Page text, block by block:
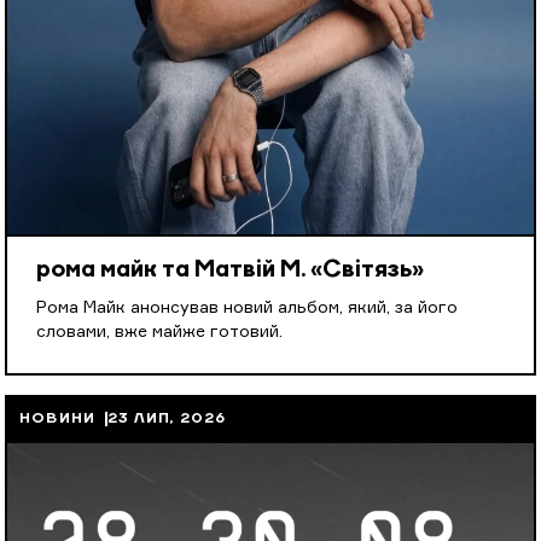
рома майк та Матвій М. «Світязь»
Рома Майк анонсував новий альбом, який, за його
словами, вже майже готовий.
НОВИНИ 23 ЛИП, 2026